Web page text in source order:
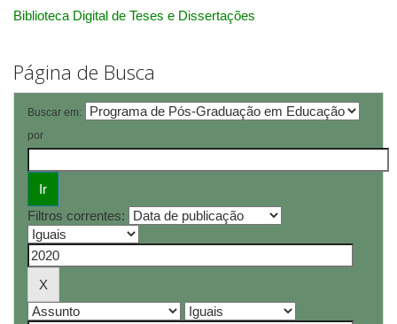
Biblioteca Digital de Teses e Dissertações
Página de Busca
Buscar em:
por
Filtros correntes: